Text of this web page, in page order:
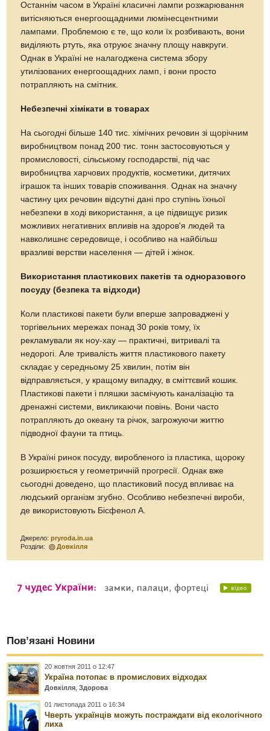
Останнім часом в Україні класичні лампи розжарювання
витісняються енергоощадними люмінесцентними
лампами. Проблемою є те, що коли їх розбивають, вони
виділяють ртуть, яка отруює значну площу навкруги.
Однак в Україні не налагоджена система збору
утилізованих енергоощадних ламп, і вони просто
потрапляють на смітник.
Небезпечні хімікати в товарах
На сьогодні більше 140 тис. хімічних речовин зі щорічним
виробництвом понад 200 тис. тонн застосовуються у
промисловості, сільському господарстві, під час
виробництва харчових продуктів, косметики, дитячих
іграшок та інших товарів споживання. Однак на значну
частину цих речовин відсутні дані про ступінь їхньої
небезпеки в ході використання, а це підвищує ризик
можливих негативних впливів на здоров'я людей та
навколишнє середовище, і особливо на найбільш
вразливі верстви населення — дітей і жінок.
Використання пластикових пакетів та одноразового
посуду (безпека та відходи)
Коли пластикові пакети були вперше запроваджені у
торгівельних мережах понад 30 років тому, їх
рекламували як ноу-хау — практичні, витривалі та
недорогі. Але тривалість життя пластикового пакету
складає у середньому 25 хвилин, потім він
відправляється, у кращому випадку, в сміттєвий кошик.
Пластикові пакети і пляшки засмічують каналізацію та
дренажні системи, викликаючи повінь. Вони часто
потрапляють до океану та річок, загрожуючи життю
підводної фауни та птиць.
В Україні ринок посуду, виробленого із пластика, щороку
розширюється у геометричній прогресії. Однак вже
сьогодні доведено, що пластиковий посуд впливає на
людський організм згубно. Особливо небезпечні вироби,
де використовують Бісфенол А.
Джерело:pryroda.in.ua
Розділи:
Довкілля
Пов’язані Новини
20 жовтня 2011 о 12:47
Україна потопає в промислових відходах
Довкілля ,Здорова
01 листопада 2011 о 16:34
Чверть українців можуть постраждати від екологічного
лиха